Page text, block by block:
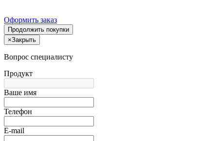
Оформить заказ
Продолжить покупки
×Закрыть
Вопрос специалисту
Продукт
Ваше имя
Телефон
E-mail